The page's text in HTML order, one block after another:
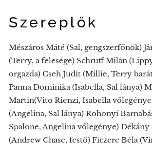
Szereplők
Mészáros Máté (Sal, gengszerfőnök)
(Terry, a felesége) Schruff Milán
orgazda) Cseh Judit (Millie, Terry
Panna Dominika (Isabella, Sal lánya)
Martin(Vito Rienzi, Isabella
(Angelina, Sal lánya) Rohonyi
Spalone, Angelina vőlegénye) Dékány
(Andrew Chase, festő) Ficzere Béla